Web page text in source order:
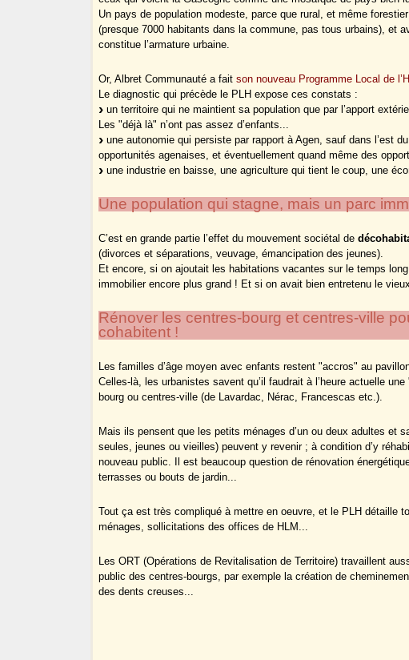
Un pays de population modeste, parce que rural, et même
(presque 7000 habitants dans la commune, pas tous urbains), et
constitue l’armature urbaine.
Or, Albret Communauté a faitson nouveau Programme Local de
Le diagnostic qui précède le PLH expose ces constats :
un territoire qui ne maintient sa population que par l’apport
Les "déjà là" n’ont pas assez d’enfants...
une autonomie qui persiste par rapport à Agen, sauf dans l’est
opportunités agenaises, et éventuellement quand même des
une industrie en baisse, une agriculture qui tient le coup, une
Une population qui stagne, mais un parc
C’est en grande partie l’effet du mouvement sociétal de
(divorces et séparations, veuvage, émancipation des jeunes).
Et encore, si on ajoutait les habitations vacantes sur le temps
immobilier encore plus grand ! Et si on avait bien entretenu le
Rénover les centres-bourg et centres-ville
cohabitent !
Les familles d’âge moyen avec enfants restent "accros" au
Celles-là, les urbanistes savent qu’il faudrait à l’heure actuelle
bourg ou centres-ville (de Lavardac, Nérac, Francescas etc.).
Mais ils pensent que les petits ménages d’un ou deux adultes et
seules, jeunes ou vieilles) peuvent y revenir ; à condition d’y
nouveau public. Il est beaucoup question de rénovation
terrasses ou bouts de jardin...
Tout ça est très compliqué à mettre en oeuvre, et le PLH détaille
ménages, sollicitations des offices de HLM...
Les ORT (Opérations de Revitalisation de Territoire) travaillent
public des centres-bourgs, par exemple la création de
des dents creuses...